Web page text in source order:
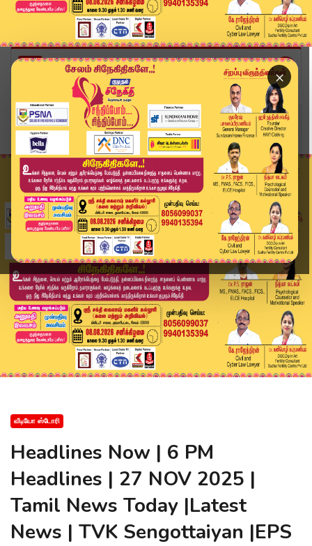
×
Home
வீடியோ ஸ்டோரி
Headlines Now | 6 PM Headlines | 27 NOV 2025 | ...
வீடியோ ஸ்டோரி
Headlines Now | 6 PM
Headlines | 27 NOV 2025 |
Tamil News Today |Latest
News | TVK Sengottaiyan |EPS